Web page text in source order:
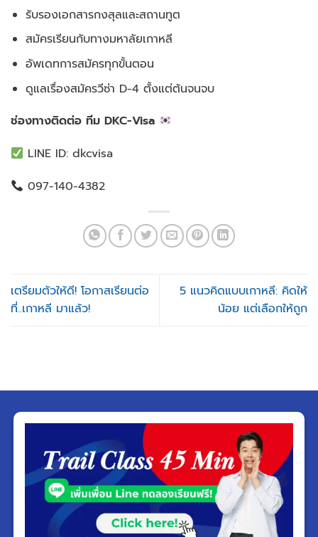
รับรองเอกสารกงสุลและสถานทูต
สมัครเรียนกับทางมหาลัยเกาหลี
อัพเดทการสมัครทุกขั้นตอน
ดูแลเรื่องสมัครวีซ่า D-4 ตั้งแต่ต้นจนจบ
ช่องทางติดต่อ ทีม DKC-Visa
LINE ID: dkcvisa
097-140-4382
เตรียมตัวให้ดี! โอกาสเรียนต่อ
ที่..เกาหลี มาแล้ว!
5 แนวคิดแบบเกาหลี: คิดให้
น้อย แต่เลือกให้ถูก